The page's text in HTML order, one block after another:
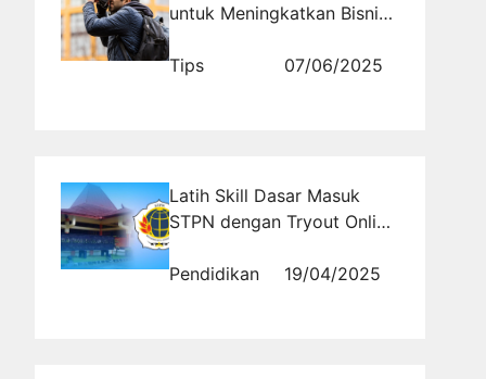
untuk Meningkatkan Bisnis
Tips
07/06/2025
Latih Skill Dasar Masuk
STPN dengan Tryout Online
Pendidikan
19/04/2025